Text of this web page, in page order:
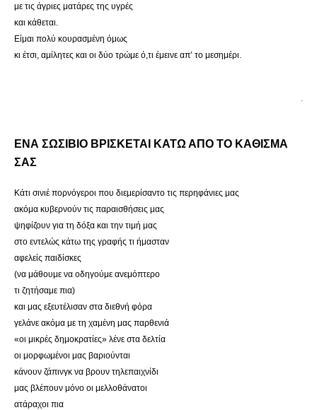
με τις άγριες ματάρες της υγρές
και κάθεται.
Είμαι πολύ κουρασμένη όμως
κι έτσι, αμίλητες και οι δύο τρώμε ό,τι έμεινε απ’ το μεσημέρι.
.
ΕΝΑ ΣΩΣΙΒΙΟ ΒΡΙΣΚΕΤΑΙ ΚΑΤΩ ΑΠΟ ΤΟ ΚΑΘΙΣΜΑ
ΣΑΣ
Κάτι σινιέ πορνόγεροι που διεμερίσαντο τις περηφάνιες μας
ακόμα κυβερνούν τις παραισθήσεις μας
ψηφίζουν για τη δόξα και την τιμή μας
στο εντελώς κάτω της γραφής τι ήμασταν
αφελείς παιδίσκες
(να μάθουμε να οδηγούμε ανεμόπτερο
τι ζητήσαμε πια)
και μας εξευτέλισαν στα διεθνή φόρα
γελάνε ακόμα με τη χαμένη μας παρθενιά
«οι μικρές δημοκρατίες» λένε στα δελτία
οι μορφωμένοι μας βαριούνται
κάνουν ζάπινγκ να βρουν τηλεπαιχνίδι
μας βλέπουν μόνο οι μελλοθάνατοι
ατάραχοι πια